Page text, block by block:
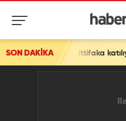
SON DAKİKA